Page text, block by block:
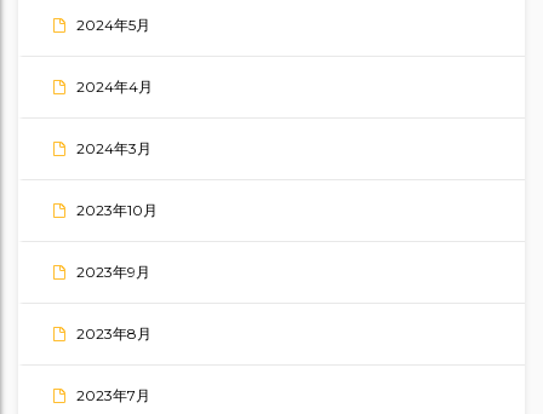
2024年5月
2024年4月
2024年3月
2023年10月
2023年9月
2023年8月
2023年7月